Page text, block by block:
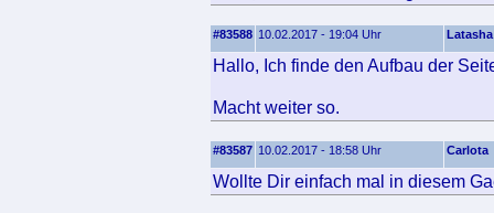
#83588 10.02.2017 - 19:04 Uhr Latasha
Hallo, Ich finde den Aufbau der
Macht weiter so.
#83587 10.02.2017 - 18:58 Uhr Carlota
Wollte Dir einfach mal in diesem